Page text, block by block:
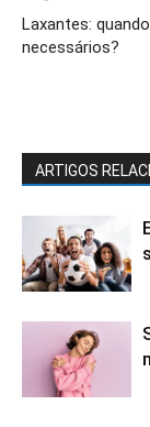
Laxantes:
necessários?
ARTIGOS